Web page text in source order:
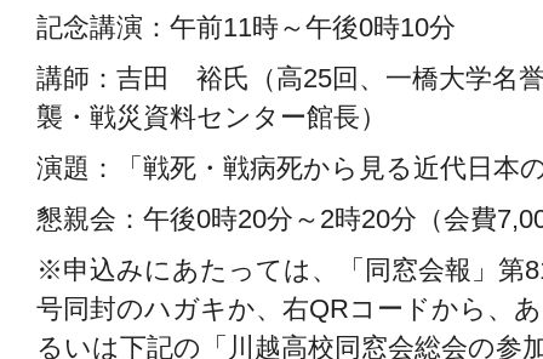
記念講演：午前11時～午後0時10分
講師：吉田 裕氏（高25回、一橋大学名
襲・戦災資料センター館長）
演題：「戦死・戦病死から見る近代日本
懇親会：午後0時20分～2時20分（会費
※申込みにあたっては、「同窓会報」第
号同封のハガキか、右QRコードから、あ
るいは下記の「川越高校同窓会総会の参